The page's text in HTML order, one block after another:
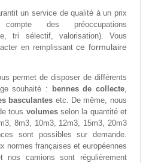
un service de qualité à un prix
des préoccupations
tri sélectif, valorisation). Vous
en remplissantce formulaire
permet de disposer de différents
souhaité :
bennes de collecte,
basculantes etc. De même, nous
tous volumesselon la quantité et
8m3, 10m3, 12m3, 15m3, 20m3
sont possibles sur demande.
normes françaises et européennes
camions sont régulièrement